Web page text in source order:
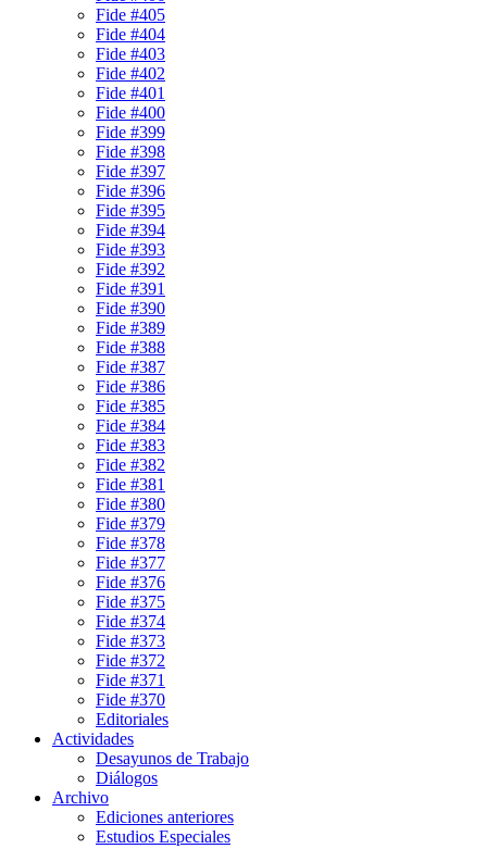
Fide #405
Fide #404
Fide #403
Fide #402
Fide #401
Fide #400
Fide #399
Fide #398
Fide #397
Fide #396
Fide #395
Fide #394
Fide #393
Fide #392
Fide #391
Fide #390
Fide #389
Fide #388
Fide #387
Fide #386
Fide #385
Fide #384
Fide #383
Fide #382
Fide #381
Fide #380
Fide #379
Fide #378
Fide #377
Fide #376
Fide #375
Fide #374
Fide #373
Fide #372
Fide #371
Fide #370
Editoriales
Actividades
Desayunos de Trabajo
Diálogos
Archivo
Ediciones anteriores
Estudios Especiales